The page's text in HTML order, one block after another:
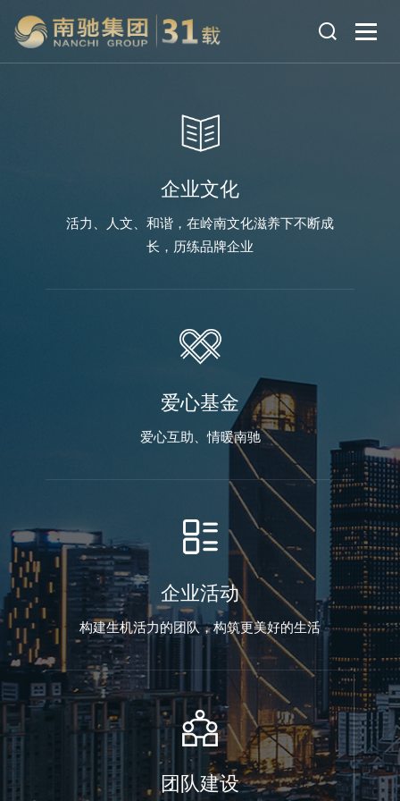
企业文化
活力、人文、和谐，在岭南文化滋养下不断成
长，历练品牌企业
爱心基金
爱心互助、情暖南驰
企业活动
构建生机活力的团队，构筑更美好的生活
团队建设